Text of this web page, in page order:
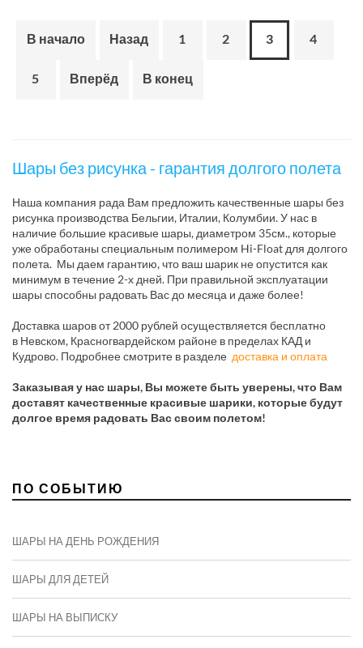
В начало Назад 1 2 3 4
5 Вперёд В конец
Шары без рисунка - гарантия долгого полета
Наша компания рада Вам предложить качественные шары без
рисунка производства Бельгии, Италии, Колумбии. У нас в
наличие большие красивые шары, диаметром 35см., которые
уже обработаны специальным полимером Hi-Float для долгого
полета. Мы даем гарантию, что ваш шарик не опустится как
минимум в течение 2-х дней. При правильной эксплуатации
шары способны радовать Вас до месяца и даже более!
Доставка шаров от 2000 рублей осуществляется бесплатно
в Невском, Красногвардейском районе в пределах КАД и
Кудрово. Подробнее смотрите в разделе доставка и оплата
Заказывая у нас шары, Вы можете быть уверены, что Вам
доставят качественные красивые шарики, которые будут
долгое время радовать Вас своим полетом!
ПО СОБЫТИЮ
ШАРЫ НА ДЕНЬ РОЖДЕНИЯ
ШАРЫ ДЛЯ ДЕТЕЙ
ШАРЫ НА ВЫПИСКУ